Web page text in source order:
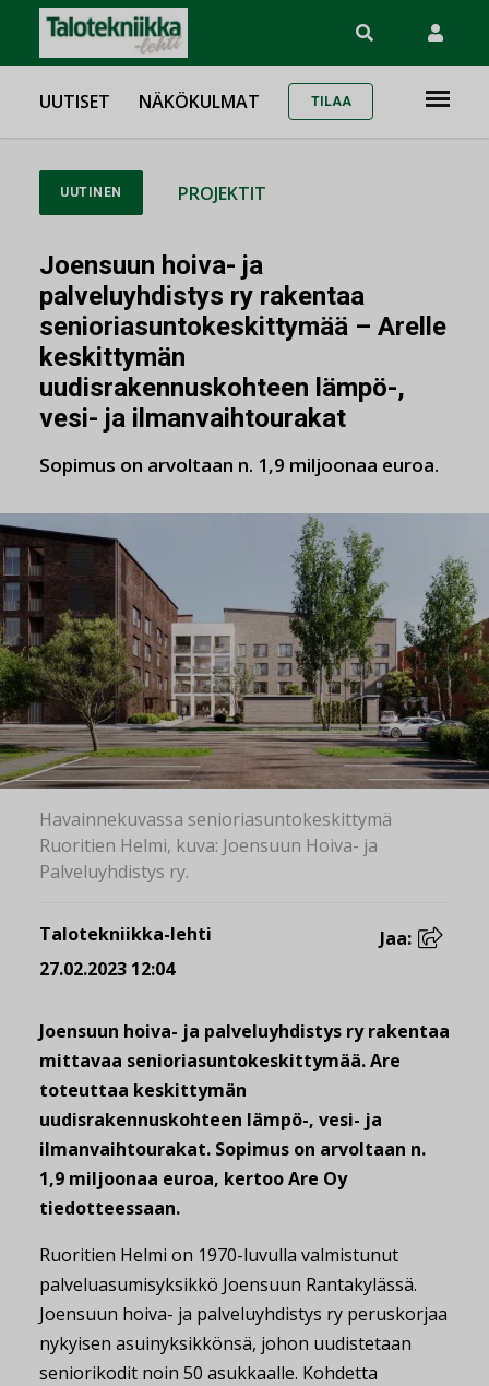
UUTISET NÄKÖKULMAT TILAA
UUTINEN PROJEKTIT
Joensuun hoiva- ja
palveluyhdistys ry rakentaa
senioriasuntokeskittymää – Arelle
keskittymän
uudisrakennuskohteen lämpö-,
vesi- ja ilmanvaihtourakat
Sopimus on arvoltaan n. 1,9 miljoonaa euroa.
Havainnekuvassa senioriasuntokeskittymä
Ruoritien Helmi, kuva: Joensuun Hoiva- ja
Palveluyhdistys ry.
Talotekniikka-lehti
27.02.2023 12:04
Jaa:
Joensuun hoiva- ja palveluyhdistys ry rakentaa
mittavaa senioriasuntokeskittymää. Are
toteuttaa keskittymän
uudisrakennuskohteen lämpö-, vesi- ja
ilmanvaihtourakat. Sopimus on arvoltaan n.
1,9 miljoonaa euroa, kertoo Are Oy
tiedotteessaan.
Ruoritien Helmi on 1970-luvulla valmistunut
palveluasumisyksikkö Joensuun Rantakylässä.
Joensuun hoiva- ja palveluyhdistys ry peruskorjaa
nykyisen asuinyksikkönsä, johon uudistetaan
seniorikodit noin 50 asukkaalle. Kohdetta